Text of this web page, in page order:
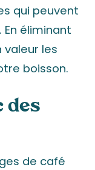
qui peuvent
éliminant
les
boisson.
des
de café